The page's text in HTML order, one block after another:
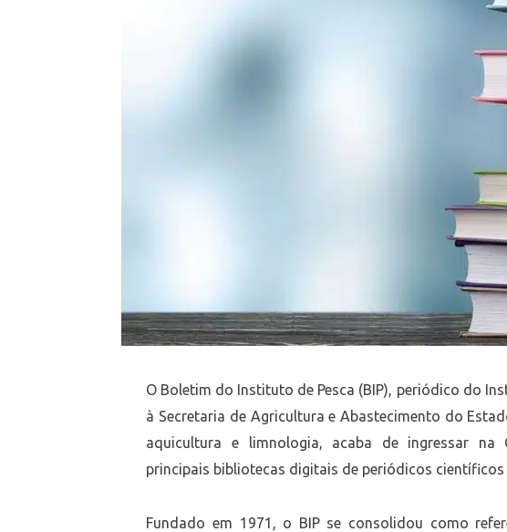
O Boletim do Instituto de Pesca (BIP), periódico do
à Secretaria de Agricultura e Abastecimento do
aquicultura e limnologia, acaba de ingressar na
principais bibliotecas digitais de periódicos
Fundado em 1971, o BIP se consolidou como